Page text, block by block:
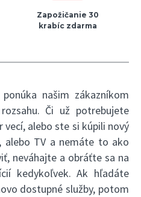
Zapožičanie 30
krabíc zdarma
našim zákazníkom
Či už potrebujete
alebo ste si kúpili nový
alebo TV a nemáte to ako
neváhajte a obráťte sa na
kedykoľvek. Ak hľadáte
dostupné služby, potom